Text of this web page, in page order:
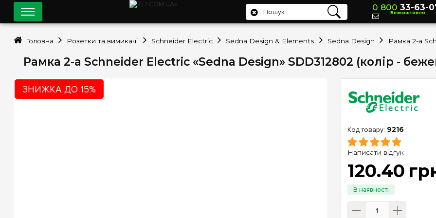
Рамка 2-а Schneider Electric «Sedna Design» SDD312802 (колір -
ЗНИЖКА ДО 15%
9216
Написати відгук
120.40
0 800 33-63-
Безкоштовно
Головна Розетки та вимикачі Schneider Electric Sedna Design & Elements Sedna Design